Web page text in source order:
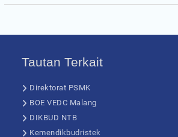
Tautan Terkait
Direktorat PSMK
BOE VEDC Malang
DIKBUD NTB
Kemendikbudristek